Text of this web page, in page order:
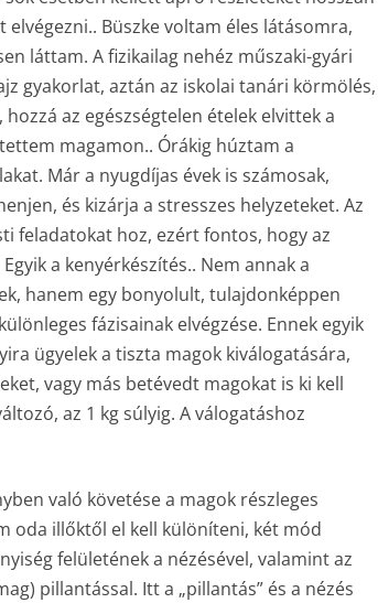
Büszke voltam éles látásomra,
láttam. A fizikailag nehéz műszaki-gyári
gyakorlat, aztán az iskolai tanári körmölés,
az egészségtelen ételek elvittek a
magamon.. Órákig húztam a
Már a nyugdíjas évek is számosak,
és kizárja a stresszes helyzeteket. Az
feladatokat hoz, ezért fontos, hogy az
a kenyérkészítés.. Nem annak a
hanem egy bonyolult, tulajdonképpen
fázisainak elvégzése. Ennek egyik
ügyelek a tiszta magok kiválogatására,
vagy más betévedt magokat is ki kell
az 1 kg súlyig. A válogatáshoz
való követése a magok részleges
oda illőktől el kell különíteni, két mód
felületének a nézésével, valamint az
pillantással. Itt a „pillantás” és a nézés